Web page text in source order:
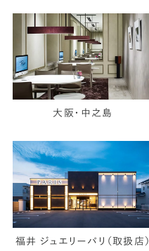
大阪・中之島
福井 ジュエリーパリ（取扱店）